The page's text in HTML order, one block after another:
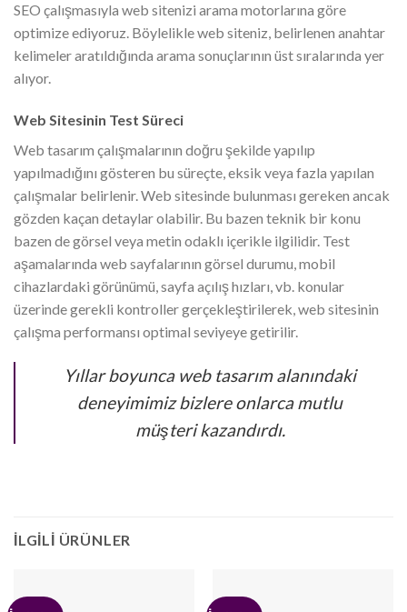
SEO çalışmasıyla web sitenizi arama motorlarına göre
optimize ediyoruz. Böylelikle web siteniz, belirlenen anahtar
kelimeler aratıldığında arama sonuçlarının üst sıralarında yer
alıyor.
Web Sitesinin Test Süreci
Web tasarım çalışmalarının doğru şekilde yapılıp
yapılmadığını gösteren bu süreçte, eksik veya fazla yapılan
çalışmalar belirlenir. Web sitesinde bulunması gereken ancak
gözden kaçan detaylar olabilir. Bu bazen teknik bir konu
bazen de görsel veya metin odaklı içerikle ilgilidir. Test
aşamalarında web sayfalarının görsel durumu, mobil
cihazlardaki görünümü, sayfa açılış hızları, vb. konular
üzerinde gerekli kontroller gerçekleştirilerek, web sitesinin
çalışma performansı optimal seviyeye getirilir.
Yıllar boyunca web tasarım alanındaki
deneyimimiz bizlere onlarca mutlu
müşteri kazandırdı.
İLGILI ÜRÜNLER